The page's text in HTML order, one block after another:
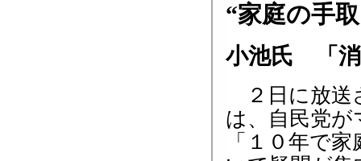
“家庭の手
小池氏 「消
２日に放送
は、自民党
「１０年で